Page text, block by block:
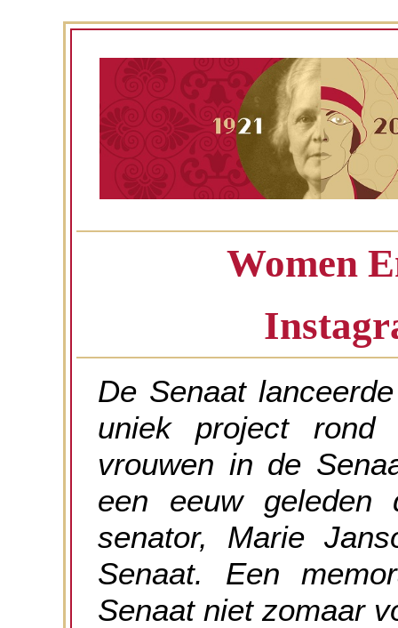
Women
De Senaat
uniek project
vrouwen in de
een eeuw geleden
senator, Marie
Senaat. Een
Senaat niet zomaar